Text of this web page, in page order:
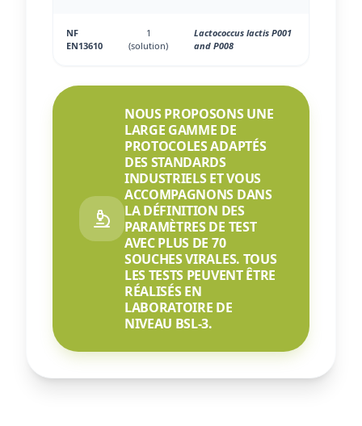
NF
EN13610
1
(solution)
Lactococcus lactis P001
and P008
NOUS PROPOSONS UNE
LARGE GAMME DE
PROTOCOLES ADAPTÉS
DES STANDARDS
INDUSTRIELS ET VOUS
ACCOMPAGNONS DANS
LA DÉFINITION DES
PARAMÈTRES DE TEST
AVEC PLUS DE 70
SOUCHES VIRALES. TOUS
LES TESTS PEUVENT ÊTRE
RÉALISÉS EN
LABORATOIRE DE
NIVEAU BSL-3.